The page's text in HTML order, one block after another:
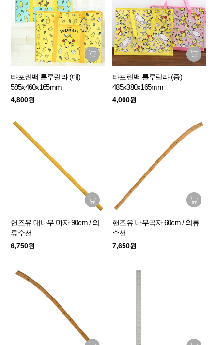
타포린백 룰루랄라 (대)
595x460x165mm
4,800원
타포린백 룰루랄라 (중)
485x380x165mm
4,000원
핸즈유 대나무 마자 90cm / 의
류수선
6,750원
핸즈유 나무곡자 60cm / 의류
수선
7,650원